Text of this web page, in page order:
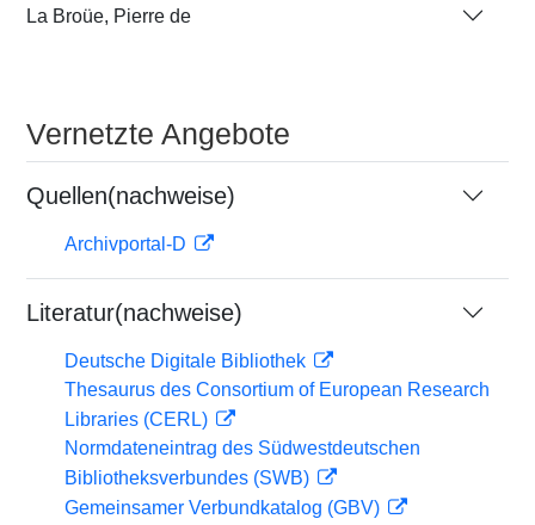
La Broüe, Pierre de
Vernetzte Angebote
Quellen(nachweise)
Archivportal-D
Literatur(nachweise)
Deutsche Digitale Bibliothek
Thesaurus des Consortium of European Research
Libraries (CERL)
Normdateneintrag des Südwestdeutschen
Bibliotheksverbundes (SWB)
Gemeinsamer Verbundkatalog (GBV)